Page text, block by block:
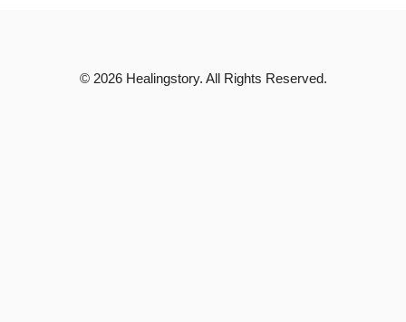
© 2026 Healingstory. All Rights Reserved.